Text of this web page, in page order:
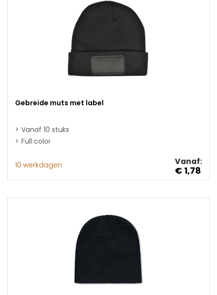
Gebreide muts met label
Vanaf 10 stuks
Full color
10 werkdagen Vanaf:
€ 1,78